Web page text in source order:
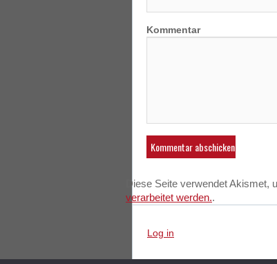
Kommentar
Diese Seite verwendet Akismet,
verarbeitet werden..
Log in